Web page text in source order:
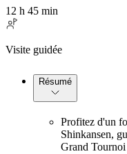
12 h 45 min
Visite guidée
Résumé
Profitez d'un
Shinkansen,
Grand